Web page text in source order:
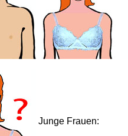
Junge Frauen: